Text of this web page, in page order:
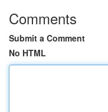
Comments
Submit a Comment
No HTML